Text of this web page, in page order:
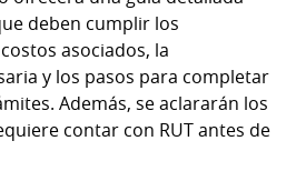
deben cumplir los
asociados, la
y los pasos para completar
Además, se aclararán los
contar con RUT antes de